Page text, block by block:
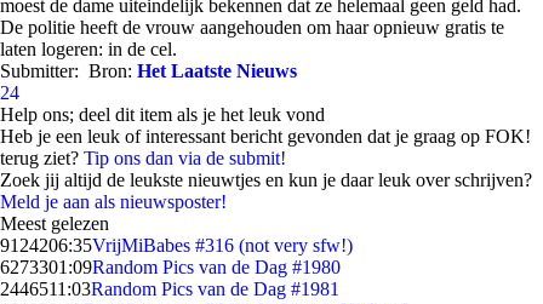
moest de dame uiteindelijk bekennen dat ze helemaal geen geld had.
De politie heeft de vrouw aangehouden om haar opnieuw gratis te
laten logeren: in de cel.
Submitter: Bron: Het Laatste Nieuws
24
Help ons; deel dit item als je het leuk vond
Heb je een leuk of interessant bericht gevonden dat je graag op FOK!
terug ziet? Tip ons dan via de submit!
Zoek jij altijd de leukste nieuwtjes en kun je daar leuk over schrijven?
Meld je aan als nieuwsposter!
Meest gelezen
9124206:35VrijMiBabes #316 (not very sfw!)
6273301:09Random Pics van de Dag #1980
2446511:03Random Pics van de Dag #1981